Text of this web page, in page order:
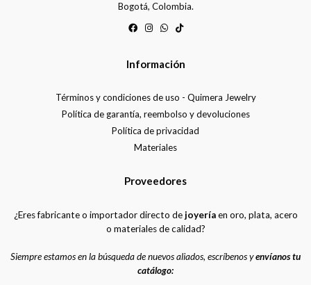
Bogotá, Colombia.
Información
Términos y condiciones de uso - Quimera Jewelry
Política de garantía, reembolso y devoluciones
Política de privacidad
Materiales
Proveedores
¿Eres fabricante o importador directo dejoyeríaen oro, plata, acero
o materiales de calidad?
Siempre estamos en la búsqueda de nuevos aliados, escríbenos yenvíanos tu
catálogo: